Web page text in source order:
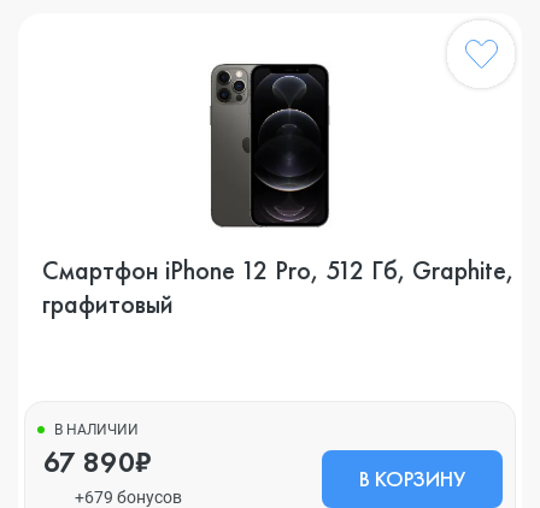
Смартфон iPhone 12 Pro, 512 Гб, Graphite,
графитовый
В НАЛИЧИИ
67 890₽
+679 бонусов
В КОРЗИНУ